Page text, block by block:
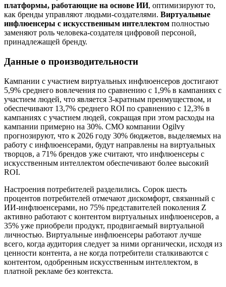
платформы, работающие на основе ИИ, оптимизируют то,
как бренды управляют людьми-создателями. Виртуальные
инфлюенсеры с искусственным интеллектом полностью
заменяют роль человека-создателя цифровой персоной,
принадлежащей бренду.
Данные о производительности
Кампании с участием виртуальных инфлюенсеров достигают
5,9% среднего вовлечения по сравнению с 1,9% в кампаниях с
участием людей, что является 3-кратным преимуществом, и
обеспечивают 13,7% среднего ROI по сравнению с 12,3% в
кампаниях с участием людей, сокращая при этом расходы на
кампании примерно на 30%. CMO компании Ogilvy
прогнозируют, что к 2026 году 30% бюджетов, выделяемых на
работу с инфлюенсерами, будут направлены на виртуальных
творцов, а 71% брендов уже считают, что инфлюенсеры с
искусственным интеллектом обеспечивают более высокий
ROI.
Настроения потребителей разделились. Сорок шесть
процентов потребителей отмечают дискомфорт, связанный с
ИИ-инфлюенсерами, но 75% представителей поколения Z
активно работают с контентом виртуальных инфлюенсеров, а
35% уже приобрели продукт, продвигаемый виртуальной
личностью. Виртуальные инфлюенсеры работают лучше
всего, когда аудитория следует за ними органически, исходя из
ценности контента, а не когда потребители сталкиваются с
контентом, одобренным искусственным интеллектом, в
платной рекламе без контекста.